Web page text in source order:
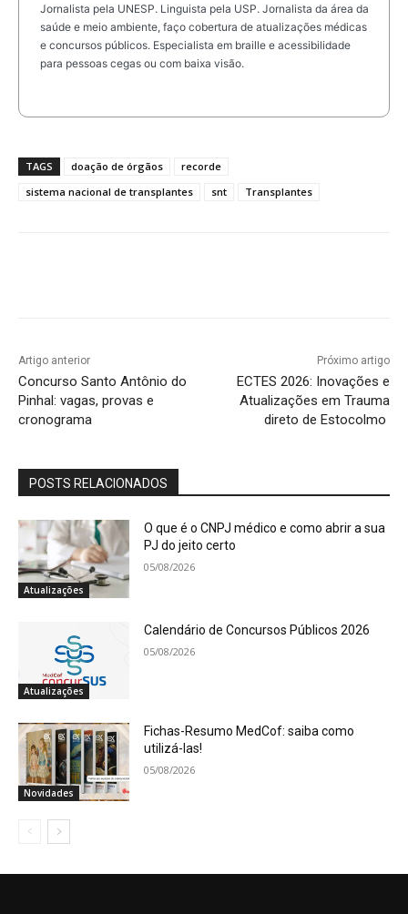
Jornalista pela UNESP. Linguista pela USP. Jornalista da área da
saúde e meio ambiente, faço cobertura de atualizações médicas
e concursos públicos. Especialista em braille e acessibilidade
para pessoas cegas ou com baixa visão.
TAGS doação de órgãos
recorde
sistema nacional de transplantes
snt Transplantes
Artigo anterior
Concurso Santo Antônio do
Pinhal: vagas, provas e
cronograma
Próximo artigo
ECTES 2026: Inovações e
Atualizações em Trauma
direto de Estocolmo
POSTS RELACIONADOS
Atualizações
O que é o CNPJ médico e como abrir a sua
PJ do jeito certo
05/08/2026
Atualizações
Calendário de Concursos Públicos 2026
05/08/2026
Novidades
Fichas-Resumo MedCof: saiba como
utilizá-las!
05/08/2026